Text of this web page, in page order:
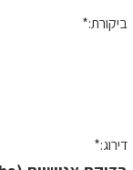
ביקורת:
דירוג: